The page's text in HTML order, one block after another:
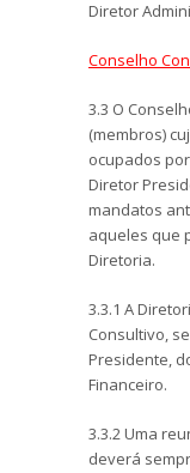
Diretor
Conselho
3.3 O
(membros)
ocupados
Diretor
mandatos
aqueles que
Diretoria.
3.3.1 A
Consultivo,
Presidente,
Financeiro.
3.3.2 Uma
deverá